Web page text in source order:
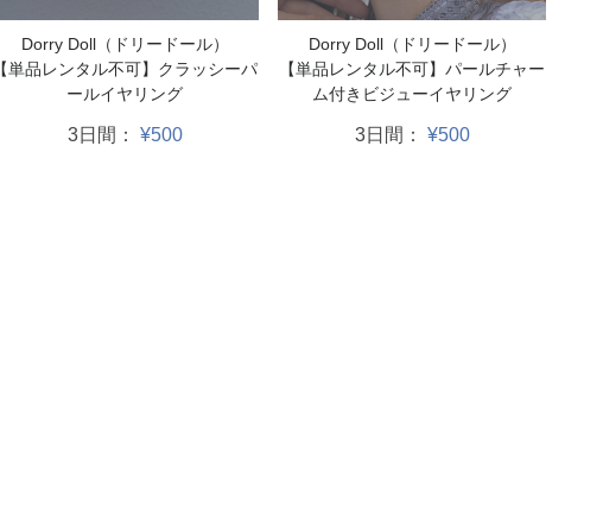
Dorry Doll（ドリードール）
【単品レンタル不可】クラッシーパ
ールイヤリング
3日間： ¥500
Dorry Doll（ドリードール）
【単品レンタル不可】パールチャー
ム付きビジューイヤリング
3日間： ¥500